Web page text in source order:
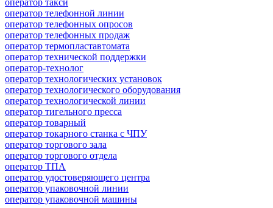
оператор телефонной линии
оператор телефонных опросов
оператор телефонных продаж
оператор термопластавтомата
оператор технической поддержки
оператор-технолог
оператор технологических установок
оператор технологического оборудования
оператор технологической линии
оператор тигельного пресса
оператор товарный
оператор токарного станка с ЧПУ
оператор торгового зала
оператор торгового отдела
оператор ТПА
оператор удостоверяющего центра
оператор упаковочной линии
оператор упаковочной машины